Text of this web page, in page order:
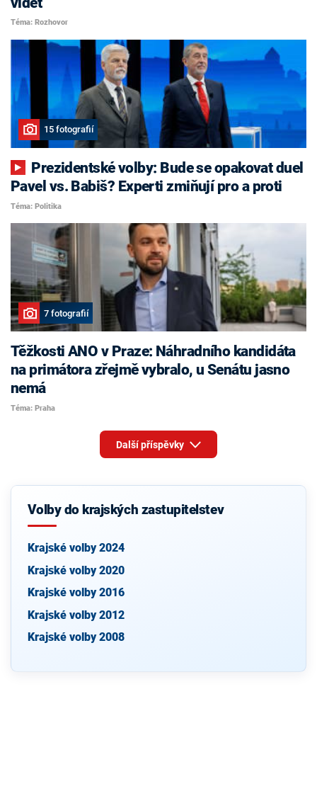
Téma: Rozhovor
15 fotografií
Pavel vs. Babiš? Experti zmiňují pro a proti
Téma: Politika
7 fotografií
Těžkosti ANO v Praze: Náhradního kandidáta
na primátora zřejmě vybralo, u Senátu jasno
nemá
Téma: Praha
Další příspěvky
Volby do krajských zastupitelstev
Krajské volby 2024
Krajské volby 2020
Krajské volby 2016
Krajské volby 2012
Krajské volby 2008